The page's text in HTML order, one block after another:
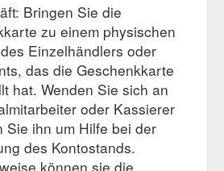
Bringen Sie die
zu einem physischen
Einzelhändlers oder
das die Geschenkkarte
hat. Wenden Sie sich an
oder Kassierer
Sie ihn um Hilfe bei der
des Kontostands.
können sie die